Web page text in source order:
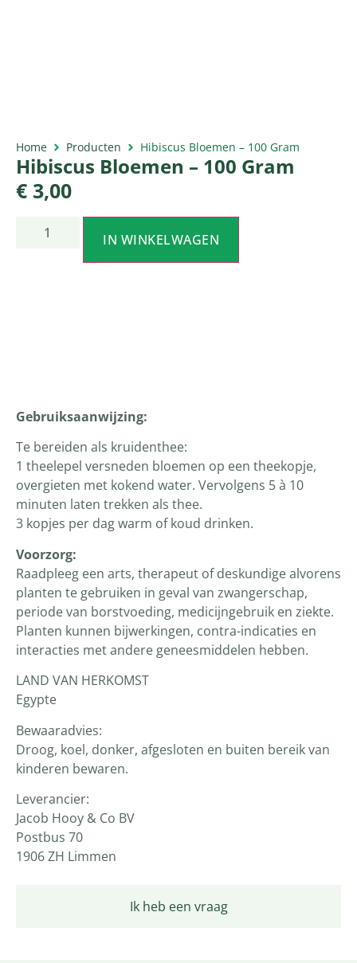
Home Producten Hibiscus Bloemen – 100 Gram
Hibiscus Bloemen – 100 Gram
€ 3,00
IN WINKELWAGEN
Ik heb een vraag
Gebruiksaanwijzing:
Te bereiden als kruidenthee:
1 theelepel versneden bloemen op een theekopje,
overgieten met kokend water. Vervolgens 5 à 10
minuten laten trekken als thee.
3 kopjes per dag warm of koud drinken.
Voorzorg:
Raadpleeg een arts, therapeut of deskundige alvorens
planten te gebruiken in geval van zwangerschap,
periode van borstvoeding, medicijngebruik en ziekte.
Planten kunnen bijwerkingen, contra-indicaties en
interacties met andere geneesmiddelen hebben.
LAND VAN HERKOMST
Egypte
Bewaaradvies:
Droog, koel, donker, afgesloten en buiten bereik van
kinderen bewaren.
Leverancier:
Jacob Hooy & Co BV
Postbus 70
1906 ZH Limmen